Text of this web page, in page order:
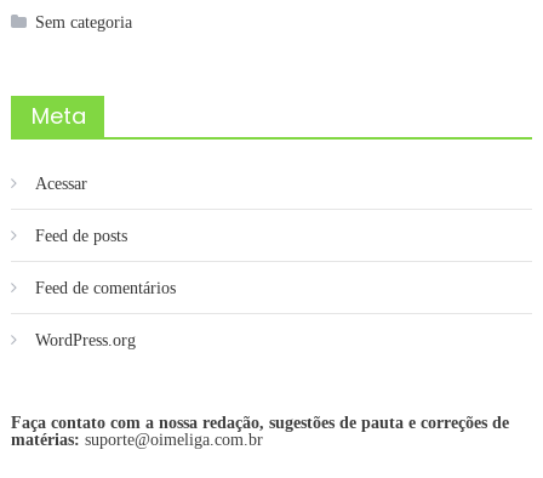
Sem categoria
Meta
Acessar
Feed de posts
Feed de comentários
WordPress.org
Faça contato com a nossa redação, sugestões de pauta e correções de
matérias: suporte@oimeliga.com.br